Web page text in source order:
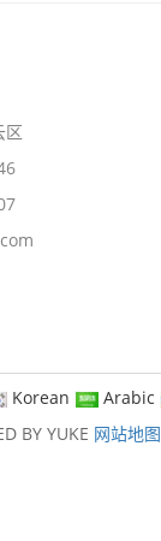
区
Korean Arabic
BY YUKE 网站地图